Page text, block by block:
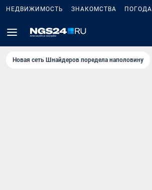
НЕДВИЖИМОСТЬ ЗНАКОМСТВА ПОГОДА
Новая сеть Шнайдеров поредела наполовину